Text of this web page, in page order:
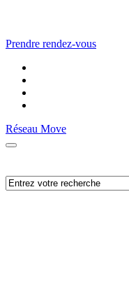
Prendre rendez-vous
Réseau Move